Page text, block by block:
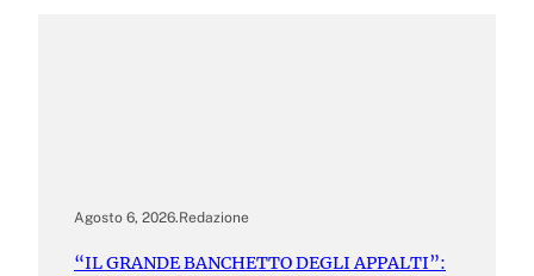
Agosto 6, 2026.Redazione
“IL GRANDE BANCHETTO DEGLI APPALTI”: